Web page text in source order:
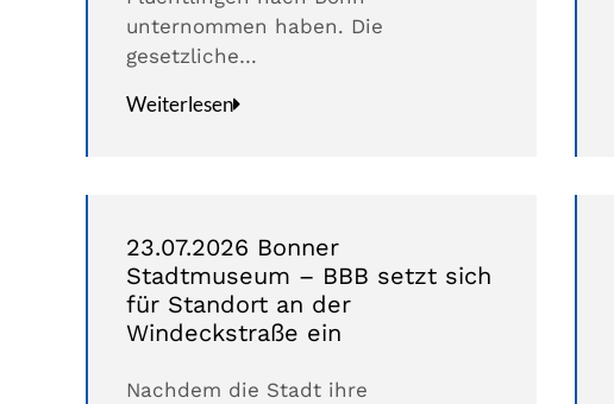
unternommen haben. Die
gesetzliche…
Weiterlesen
23.07.2026 Bonner
Stadtmuseum – BBB setzt sich
für Standort an der
Windeckstraße ein
Nachdem die Stadt ihre